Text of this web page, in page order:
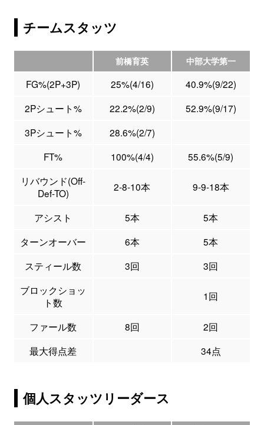
チームスタッツ
前橋育英 中部大学第一
FG%(2P+3P) 25%(4/16)
40.9%(9/22)
2Pシュート%
22.2%(2/9)
52.9%(9/17)
3Pシュート%
28.6%(2/7)
FT%
100%(4/4)
55.6%(5/9)
リバウンド(Off-
Def-TO)
2-8-10本 9-9-18本
アシスト 5本
5本
ターンオーバー
6本
5本
スティール数
3回
3回
ブロックショッ
ト数
1回
ファール数 8回
2回
最大得点差
34点
個人スタッツリーダース